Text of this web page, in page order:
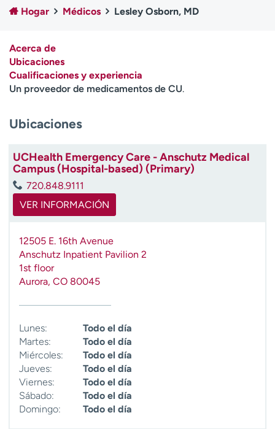
Atención a medios de
comunicación
Contáctenos Noticias e historias
y
m
e
Hogar Médicos Lesley Osborn, MD
Acerca de
Ubicaciones
Cualificaciones y experiencia
Un proveedor de medicamentos de CU.
Ubicaciones
UCHealth Emergency Care - Anschutz Medical
Campus (Hospital-based) (Primary)
720.848.9111
VER INFORMACIÓN
12505 E. 16th Avenue
Anschutz Inpatient Pavilion 2
1st floor
Aurora, CO 80045
Lunes:
Todo el día
Martes:
Todo el día
Miércoles:
Todo el día
Jueves:
Todo el día
Viernes:
Todo el día
Sábado:
Todo el día
Domingo:
Todo el día